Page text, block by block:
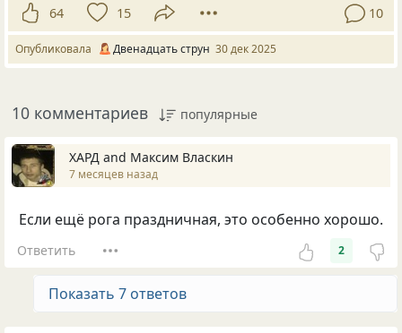
64 15 10
Опубликовала Двенадцать струн 30 дек 2025
10 комментариев популярные
ХАРД and Максим Власкин
7 месяцев назад
Если ещё рога праздничная, это особенно хорошо.
Ответить 2
Показать 7 ответов